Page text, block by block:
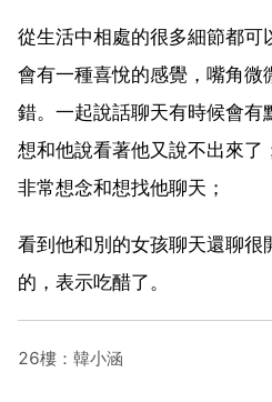
從生活中相處的很多細節都可
會有一種喜悅的感覺，嘴角微
錯。一起說話聊天有時候會有
想和他說看著他又說不出來了
非常想念和想找他聊天；
看到他和別的女孩聊天還聊很
的，表示吃醋了。
26樓：韓小涵